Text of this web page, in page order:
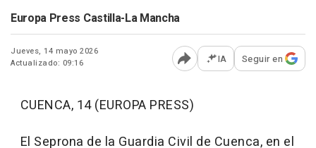
Europa Press Castilla-La Mancha
Jueves, 14 mayo 2026
Actualizado: 09:16
Abrir opciones para
IA Seguir en
CUENCA, 14 (EUROPA PRESS)
El Seprona de la Guardia Civil de Cuenca, en el